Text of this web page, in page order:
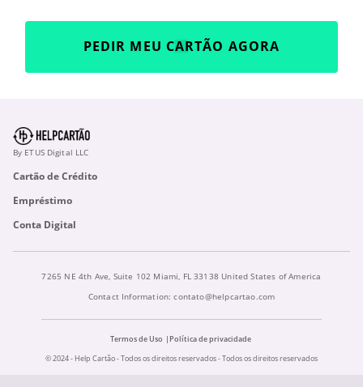
PEDIR MEU CARTÃO AGORA
By ETUS Digital LLC
Cartão de Crédito
Empréstimo
Conta Digital
7265 NE 4th Ave, Suite 102 Miami, FL 33138 United States of America
Contact Information:contato@helpcartao.com
Termos de Uso
Política de privacidade
© 2024 - Help Cartão - Todos os direitos reservados - Todos os direitos reservados